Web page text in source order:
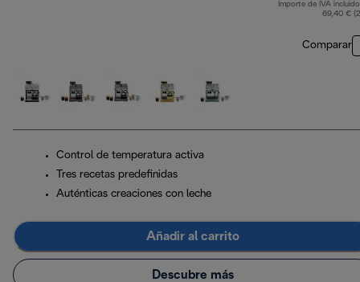
Importe de IVA
69,40 €
Comparar
Control de temperatura activa
Tres recetas predefinidas
Auténticas creaciones con leche
Añadir al carrito
Descubre más